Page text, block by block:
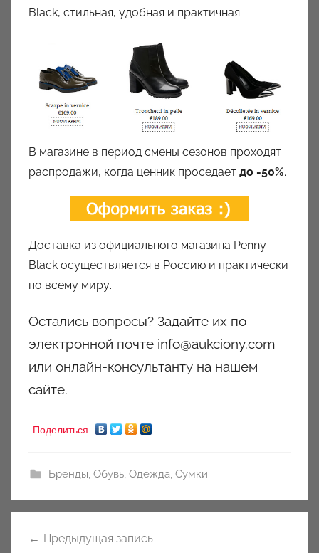
Black, стильная, удобная и практичная.
В магазине в период смены сезонов проходят
распродажи, когда ценник проседает до -50%.
Доставка из официального магазина Penny
Black осуществляется в Россию и практически
по всему миру.
Остались вопросы? Задайте их по
электронной почте info@aukciony.com
или онлайн-консультанту на нашем
сайте.
Поделиться
Бренды, Обувь, Одежда, Сумки
Предыдущая запись